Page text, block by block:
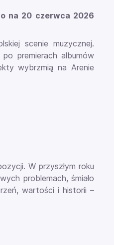
na 20 czerwca 2026
scenie muzycznej.
premierach albumów
wybrzmią na Arenie
W przyszłym roku
problemach, śmiało
wartości i historii –